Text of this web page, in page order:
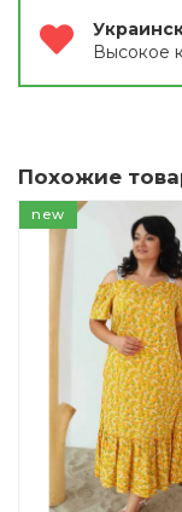
Высокое
Похожие
new